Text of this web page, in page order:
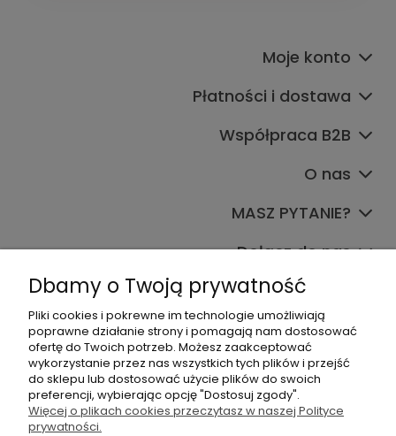
Moje konto
Płatności i dostawa
Współpraca B2B
O nas
MASZ PYTANIE?
Dołącz do nas
+48 570 367 989
biuro.tadam@gmail.com
Dbamy o Twoją prywatność
Pliki cookies i pokrewne im technologie umożliwiają
poprawne działanie strony i pomagają nam dostosować
ofertę do Twoich potrzeb. Możesz zaakceptować
wykorzystanie przez nas wszystkich tych plików i przejść
do sklepu lub dostosować użycie plików do swoich
preferencji, wybierając opcję "Dostosuj zgody".
Więcej o plikach cookies przeczytasz w naszej Polityce
prywatności.